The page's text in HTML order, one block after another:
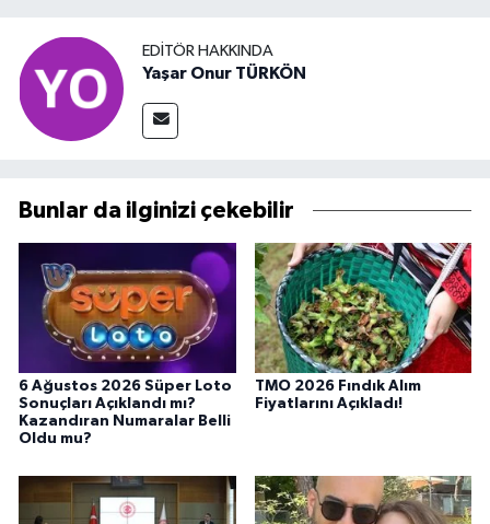
EDITÖR HAKKINDA
Yaşar Onur TÜRKÖN
Bunlar da ilginizi çekebilir
6 Ağustos 2026 Süper Loto
Sonuçları Açıklandı mı?
Kazandıran Numaralar Belli
Oldu mu?
TMO 2026 Fındık Alım
Fiyatlarını Açıkladı!